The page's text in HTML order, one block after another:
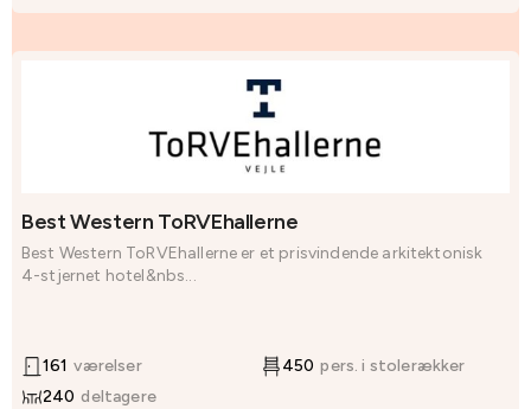
Best Western ToRVEhallerne
Best Western ToRVEhallerne er et prisvindende arkitektonisk
4-stjernet hotel&nbs...
161 værelser 450 pers. i stolerækker
240 deltagere